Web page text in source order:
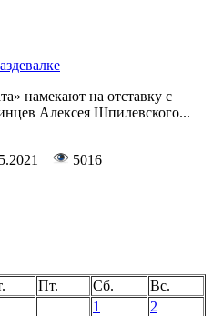
намекают на отставку с
Алексея Шпилевского...
5016
Пт. Сб.
Вс.
1
2